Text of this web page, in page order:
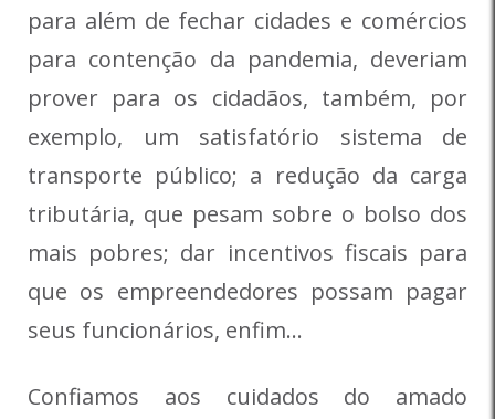
para além de fechar cidades e comércios
para contenção da pandemia, deveriam
prover para os cidadãos, também, por
exemplo, um satisfatório sistema de
transporte público; a redução da carga
tributária, que pesam sobre o bolso dos
mais pobres; dar incentivos fiscais para
que os empreendedores possam pagar
seus funcionários, enfim…
Confiamos aos cuidados do amado